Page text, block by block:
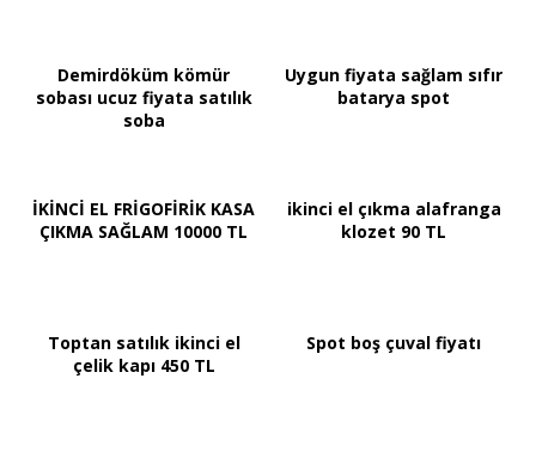
Demirdöküm kömür
sobası ucuz fiyata satılık
soba
Uygun fiyata sağlam sıfır
batarya spot
İKİNCİ EL FRİGOFİRİK KASA
ÇIKMA SAĞLAM 10000 TL
ikinci el çıkma alafranga
klozet 90 TL
Toptan satılık ikinci el
çelik kapı 450 TL
Spot boş çuval fiyatı